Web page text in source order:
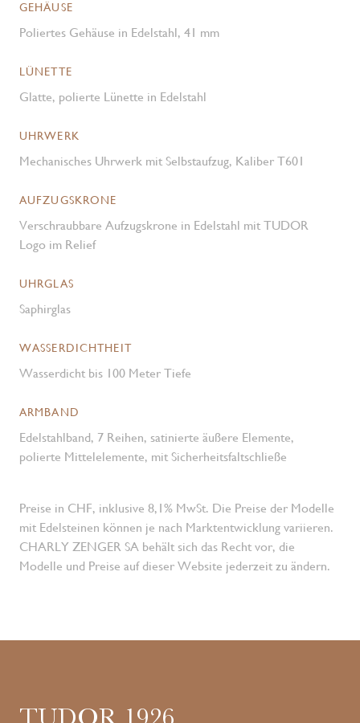
GEHÄUSE
Poliertes Gehäuse in Edelstahl, 41 mm
LÜNETTE
Glatte, polierte Lünette in Edelstahl
UHRWERK
Mechanisches Uhrwerk mit Selbstaufzug, Kaliber T601
AUFZUGSKRONE
Verschraubbare Aufzugskrone in Edelstahl mit TUDOR
Logo im Relief
UHRGLAS
Saphirglas
WASSERDICHTHEIT
Wasserdicht bis 100 Meter Tiefe
ARMBAND
Edelstahlband, 7 Reihen, satinierte äußere Elemente,
polierte Mittelelemente, mit Sicherheitsfaltschließe
Preise in CHF, inklusive 8,1% MwSt. Die Preise der Modelle
mit Edelsteinen können je nach Marktentwicklung variieren.
CHARLY ZENGER SA behält sich das Recht vor, die
Modelle und Preise auf dieser Website jederzeit zu ändern.
TUDOR 1926